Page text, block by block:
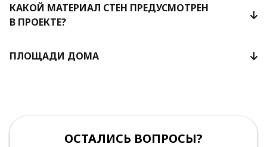
КАКОЙ МАТЕРИАЛ СТЕН ПРЕДУСМОТРЕН
В ПРОЕКТЕ?
ПЛОЩАДИ ДОМА
ОСТАЛИСЬ ВОПРОСЫ?